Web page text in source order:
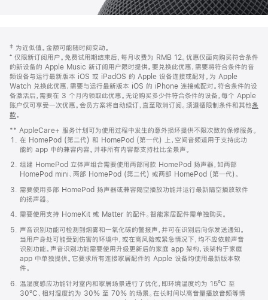
页
页
脚
注
‡ 为近似值。金额可能随时间变动。
⁺ 仅限新订阅用户。免费试用期结束后，每月收费为 RMB 12。优惠仅面向购买符合条件
的新设备的 Apple Music 新订阅用户限时提供。要兑换此优惠，需要将符合条件的音
频设备与运行最新版本 iOS 或 iPadOS 的 Apple 设备连接或配对。为 Apple
Watch 兑换此优惠，需要与运行最新版本 iOS 的 iPhone 连接或配对。符合条件的设
备激活后，需要在 3 个月内领取此优惠。无论购买多少件符合条件的设备，每个 Apple
账户仅可享受一次优惠。会员方案将自动续订，直至取消订阅。须遵循限制条件和其他条
款。
窗
口
中
打
开)
** AppleCare+ 服务计划可为使用过程中发生的意外损坏提供不限次数的保修服务。
在 HomePod (第二代) 和 HomePod (第一代) 上，空间音频适用于支持此功
能的 app 中的兼容内容。并非所有内容都支持杜比全景声。
组建 HomePod 立体声组合需要使用两部同款 HomePod 扬声器，如两部
HomePod mini、两部 HomePod (第二代) 或两部 HomePod (第一代)。
需要使用多部 HomePod 扬声器或兼容隔空播放功能并运行最新隔空播放软件
的扬声器。
需要使用支持 HomeKit 或 Matter 的配件。智能家居配件需单独购买。
声音识别功能可检测到烟雾和一氧化碳的警报声，并可在识别后向你发送通知。
当用户身处可能受到伤害的环境中，或在高风险或紧急情况下，均不应依赖声音
识别功能。声音识别功能需要使用升级更新后的家庭 app 架构，该架构于家庭
app 中单独提供。它要求所有连接家居配件的 Apple 设备均使用最新版本软
件。
温湿度感应功能针对室内和家居场景进行了优化，即环境温度约为 15ºC 至
30ºC、相对湿度约为 30% 至 70% 的场景。在长时间以高音量播放音频等情